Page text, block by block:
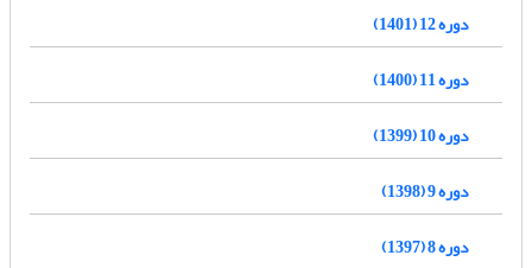
دوره 12 (1401)
دوره 11 (1400)
دوره 10 (1399)
دوره 9 (1398)
دوره 8 (1397)